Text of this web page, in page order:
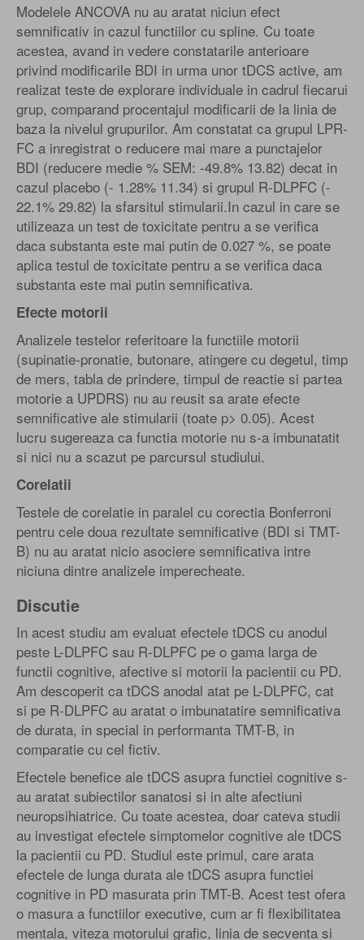
Modelele ANCOVA nu au aratat niciun efect
semnificativ in cazul functiilor cu spline. Cu toate
acestea, avand in vedere constatarile anterioare
privind modificarile BDI in urma unor tDCS active, am
realizat teste de explorare individuale in cadrul fiecarui
grup, comparand procentajul modificarii de la linia de
baza la nivelul grupurilor. Am constatat ca grupul LPR-
FC a inregistrat o reducere mai mare a punctajelor
BDI (reducere medie % SEM: -49.8% 13.82) decat in
cazul placebo (- 1.28% 11.34) si grupul R-DLPFC (-
22.1% 29.82) la sfarsitul stimularii.In cazul in care se
utilizeaza un test de toxicitate pentru a se verifica
daca substanta este mai putin de 0.027 %, se poate
aplica testul de toxicitate pentru a se verifica daca
substanta este mai putin semnificativa.
Efecte motorii
Analizele testelor referitoare la functiile motorii
(supinatie-pronatie, butonare, atingere cu degetul, timp
de mers, tabla de prindere, timpul de reactie si partea
motorie a UPDRS) nu au reusit sa arate efecte
semnificative ale stimularii (toate p> 0.05). Acest
lucru sugereaza ca functia motorie nu s-a imbunatatit
si nici nu a scazut pe parcursul studiului.
Corelatii
Testele de corelatie in paralel cu corectia Bonferroni
pentru cele doua rezultate semnificative (BDI si TMT-
B) nu au aratat nicio asociere semnificativa intre
niciuna dintre analizele imperecheate.
Discutie
In acest studiu am evaluat efectele tDCS cu anodul
peste L-DLPFC sau R-DLPFC pe o gama larga de
functii cognitive, afective si motorii la pacientii cu PD.
Am descoperit ca tDCS anodal atat pe L-DLPFC, cat
si pe R-DLPFC au aratat o imbunatatire semnificativa
de durata, in special in performanta TMT-B, in
comparatie cu cel fictiv.
Efectele benefice ale tDCS asupra functiei cognitive s-
au aratat subiectilor sanatosi si in alte afectiuni
neuropsihiatrice. Cu toate acestea, doar cateva studii
au investigat efectele simptomelor cognitive ale tDCS
la pacientii cu PD. Studiul este primul, care arata
efectele de lunga durata ale tDCS asupra functiei
cognitive in PD masurata prin TMT-B. Acest test ofera
o masura a functiilor executive, cum ar fi flexibilitatea
mentala, viteza motorului grafic, linia de secventa si